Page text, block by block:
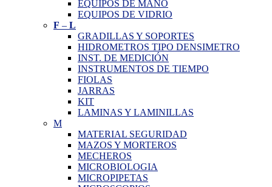
EQUIPOS DE MANO
EQUIPOS DE VIDRIO
F – L
GRADILLAS Y SOPORTES
HIDROMETROS TIPO DENSIMETRO
INST. DE MEDICIÓN
INSTRUMENTOS DE TIEMPO
FIOLAS
JARRAS
KIT
LAMINAS Y LAMINILLAS
M
MATERIAL SEGURIDAD
MAZOS Y MORTEROS
MECHEROS
MICROBIOLOGIA
MICROPIPETAS